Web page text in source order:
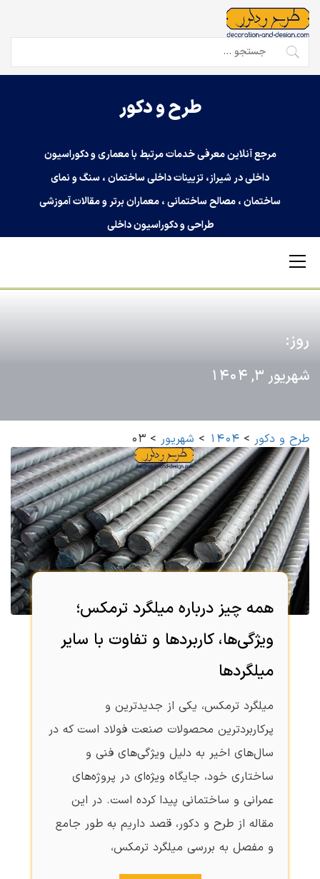
Skip
content
جستجو
برای:
طرح و دکور
مرجع آنلاین معرفی خدمات مرتبط با معماری و دکوراسیون
داخلی در شیراز، تزیینات داخلی ساختمان ، سنگ و نمای
ساختمان ، مصالح ساختمانی ، معماران برتر و مقالات آموزشی
طراحی و دکوراسیون داخلی
روز:
شهریور 3, 1404
طرح و دکور >
1404
> شهریور >
03
همه چیز درباره میلگرد ترمکس؛
ویژگی‌ها، کاربردها و تفاوت با سایر
میلگردها
میلگرد ترمکس، یکی از جدیدترین و
پرکاربردترین محصولات صنعت فولاد است که در
سال‌های اخیر به دلیل ویژگی‌های فنی و
ساختاری خود، جایگاه ویژه‌ای در پروژه‌های
عمرانی و ساختمانی پیدا کرده‌ است. در این
مقاله از طرح و دکور، قصد داریم به طور جامع
و مفصل به بررسی میلگرد ترمکس،